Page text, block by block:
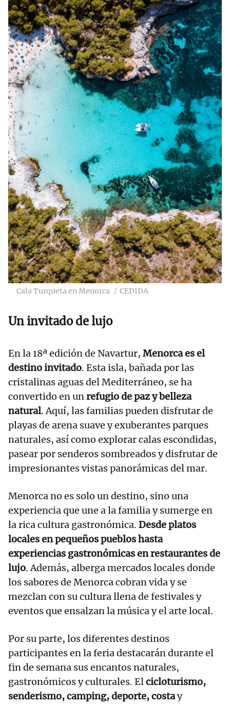
Cala Turqueta en Menorca CEDIDA
Un invitado de lujo
En la 18ª edición de Navartur, Menorca es el
destino invitado. Esta isla, bañada por las
cristalinas aguas del Mediterráneo, se ha
convertido en unrefugio de paz y belleza
natural. Aquí, las familias pueden disfrutar de
playas de arena suave y exuberantes parques
naturales, así como explorar calas escondidas,
pasear por senderos sombreados y disfrutar de
impresionantes vistas panorámicas del mar.
Menorca no es solo un destino, sino una
experiencia que une a la familia y sumerge en
la rica cultura gastronómica. Desde platos
locales en pequeños pueblos hasta
experiencias gastronómicas en restaurantes de
lujo. Además, alberga mercados locales donde
los sabores de Menorca cobran vida y se
mezclan con su cultura llena de festivales y
eventos que ensalzan la música y el arte local.
Por su parte, los diferentes destinos
participantes en la feria destacarán durante el
fin de semana sus encantos naturales,
gastronómicos y culturales. Elcicloturismo,
senderismo, camping, deporte, costay